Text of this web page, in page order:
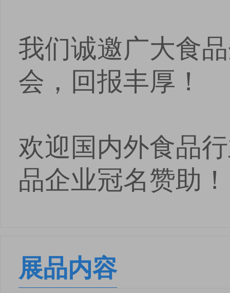
我们诚邀广大食
会，回报丰厚！
欢迎国内外食品
品企业冠名赞助！
展品内容